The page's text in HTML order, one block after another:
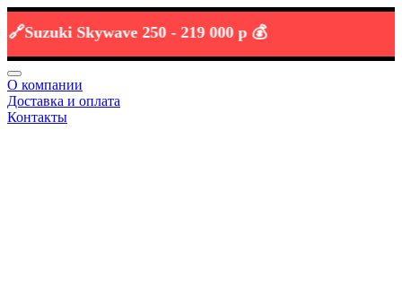
Skywave 250 -219 000 р 💰
О компании
Доставка и оплата
Контакты